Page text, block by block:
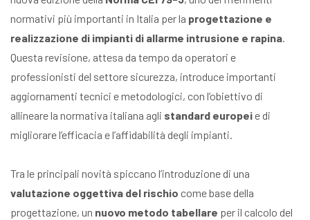
normativi più importanti in Italia per la progettazione e
realizzazione di impianti di allarme intrusione e rapina.
Questa revisione, attesa da tempo da operatori e
professionisti del settore sicurezza, introduce importanti
aggiornamenti tecnici e metodologici, con l’obiettivo di
allineare la normativa italiana agli standard europeie di
migliorare l’efficacia e l’affidabilità degli impianti.
Tra le principali novità spiccano l’introduzione di una
valutazione oggettiva del rischio come base della
progettazione, un nuovo metodo tabellare per il calcolo del